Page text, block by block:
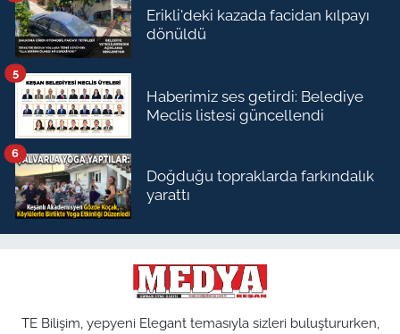
Erikli'deki kazada facidan kılpayı
dönüldü
Haberimiz ses getirdi: Belediye
Meclis listesi güncellendi
5
Doğduğu topraklarda farkındalık
yarattı
6
TE Bilişim, yepyeni Elegant temasıyla sizleri buluştururken,